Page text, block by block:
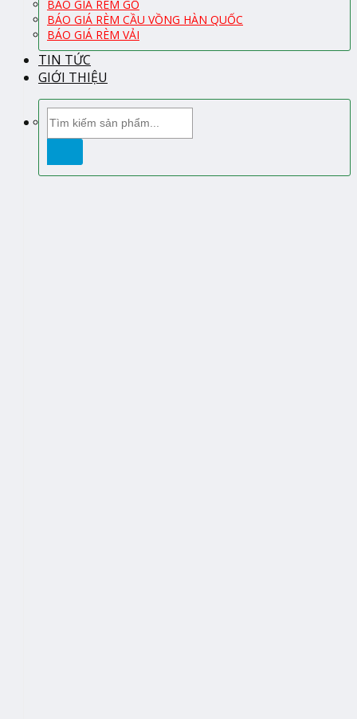
BÁO GIÁ RÈM GỖ
BÁO GIÁ RÈM CẦU VỒNG HÀN QUỐC
BÁO GIÁ RÈM VẢI
TIN TỨC
GIỚI THIỆU
kiếm: